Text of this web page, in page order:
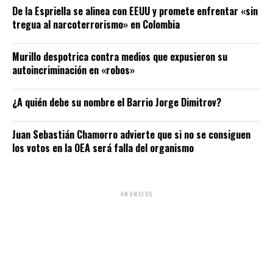
De la Espriella se alinea con EEUU y promete enfrentar «sin
tregua al narcoterrorismo» en Colombia
Murillo despotrica contra medios que expusieron su
autoincriminación en «robos»
¿A quién debe su nombre el Barrio Jorge Dimitrov?
Juan Sebastián Chamorro advierte que si no se consiguen
los votos en la OEA será falla del organismo
ANUNCIOS